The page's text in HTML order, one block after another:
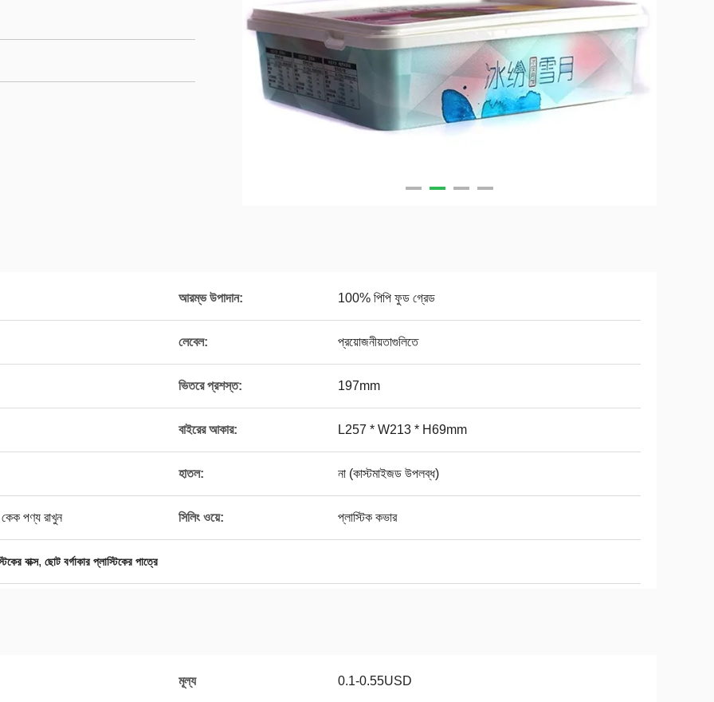
আরম্ভ উপাদান: 100% পিপি ফুড গ্রেড
লেবেল: প্রয়োজনীয়তাগুলিতে
ভিতরে প্রশস্ত: 197mm
বাইরের আকার: L257 * W213 * H69mm
হাতল: না (কাস্টমাইজড উপলব্ধ)
পণ্য রাখুন সিলিং ওয়ে: প্লাস্টিক কভার
বাক্স, ছোট বর্গাকার প্লাস্টিকের পাত্রে
মূল্য 0.1-0.55USD